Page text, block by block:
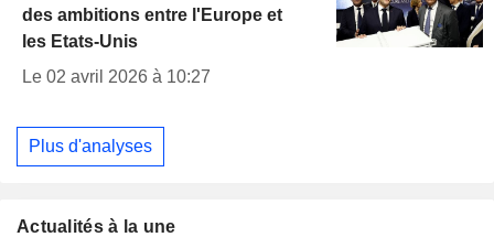
des ambitions entre l'Europe et
les Etats-Unis
Le 02 avril 2026 à 10:27
Plus d'analyses
Actualités à la une